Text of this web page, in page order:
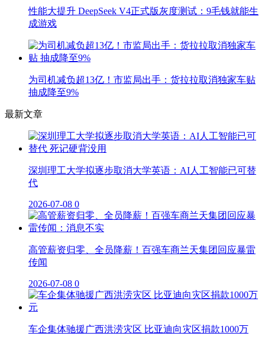
性能大提升 DeepSeek V4正式版灰度测试：9毛钱就能生
成游戏
为司机减负超13亿！市监局出手：货拉拉取消独家车贴
抽成降至9%
最新文章
深圳理工大学拟逐步取消大学英语：AI人工智能已可替
代
2026-07-08 0
高管薪资归零、全员降薪！百强车商兰天集团回应暴雷
传闻
2026-07-08 0
车企集体驰援广西洪涝灾区 比亚迪向灾区捐款1000万